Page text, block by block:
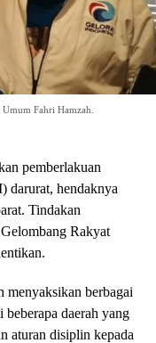
Fahri Hamzah.
pemberlakuan
darurat, hendaknya
Tindakan
Rakyat
menyaksikan berbagai
beberapa daerah yang
aturan disiplin kepada